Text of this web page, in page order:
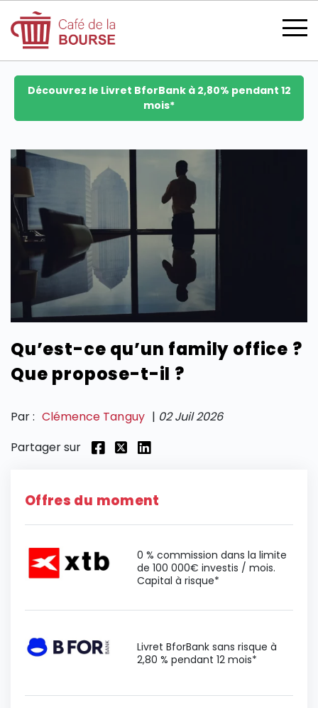
se connecter
devenir membre
CATÉGORIES
SECTIONS
Découvrez le Livret BforBank à 2,80% pendant 12
mois*
Qu’est-ce qu’un family office ?
Que propose-t-il ?
Par : Clémence Tanguy | 02 Juil 2026
Partager sur
Offres du moment
0 % commission dans la limite
de 100 000€ investis / mois.
Capital à risque*
Livret BforBank sans risque à
2,80 % pendant 12 mois*